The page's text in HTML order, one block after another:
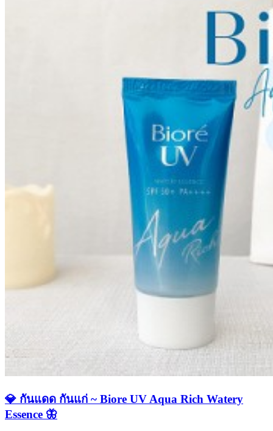
💎 กันแดด กันแก่ ~ Biore UV Aqua Rich Watery
Essence 🦋